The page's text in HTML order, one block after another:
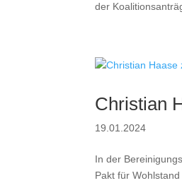
der
Christian
19.01.2024
In der
Pakt für